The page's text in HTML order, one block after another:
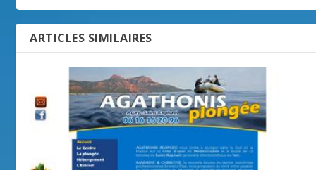
ARTICLES SIMILAIRES